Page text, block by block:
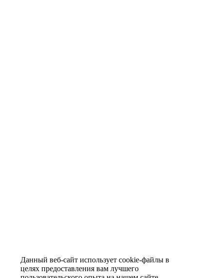
Данный веб-сайт использует cookie-файлы в
целях предоставления вам лучшего